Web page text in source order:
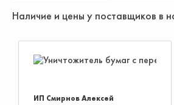
Наличие и цены у поставщиков в
ИП Смирнов Алексей